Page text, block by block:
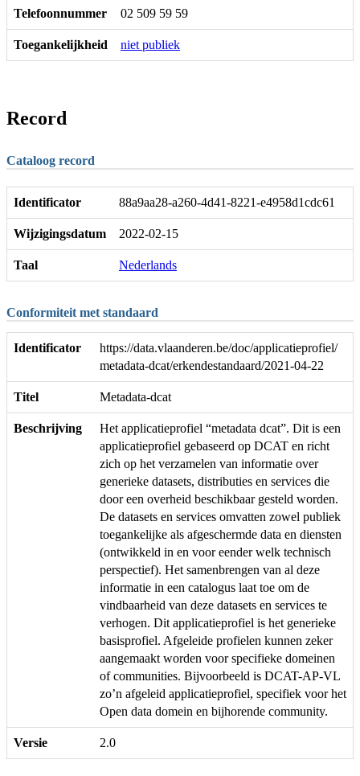
Telefoonnummer 02 509 59 59
Toegankelijkheid niet publiek
Record
Cataloog record
Identificator 88a9aa28-a260-4d41-8221-e4958d1cdc61
Wijzigingsdatum 2022-02-15
Taal Nederlands
Conformiteit met standaard
Identificator
https://data.vlaanderen.be/doc/applicatieprofiel/
metadata-dcat/erkendestandaard/2021-04-22
Titel Metadata-dcat
Beschrijving
Het applicatieprofiel “metadata dcat”. Dit is een
applicatieprofiel gebaseerd op DCAT en richt
zich op het verzamelen van informatie over
generieke datasets, distributies en services die
door een overheid beschikbaar gesteld worden.
De datasets en services omvatten zowel publiek
toegankelijke als afgeschermde data en diensten
(ontwikkeld in en voor eender welk technisch
perspectief). Het samenbrengen van al deze
informatie in een catalogus laat toe om de
vindbaarheid van deze datasets en services te
verhogen. Dit applicatieprofiel is het generieke
basisprofiel. Afgeleide profielen kunnen zeker
aangemaakt worden voor specifieke domeinen
of communities. Bijvoorbeeld is DCAT-AP-VL
zo’n afgeleid applicatieprofiel, specifiek voor het
Open data domein en bijhorende community.
Versie 2.0